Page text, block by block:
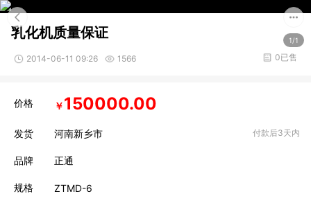
1/1
乳化机质量保证
2014-06-11 09:26 1566 0已售
价格 ￥150000.00
发货 河南新乡市 付款后3天内
品牌 正通
规格 ZTMD-6